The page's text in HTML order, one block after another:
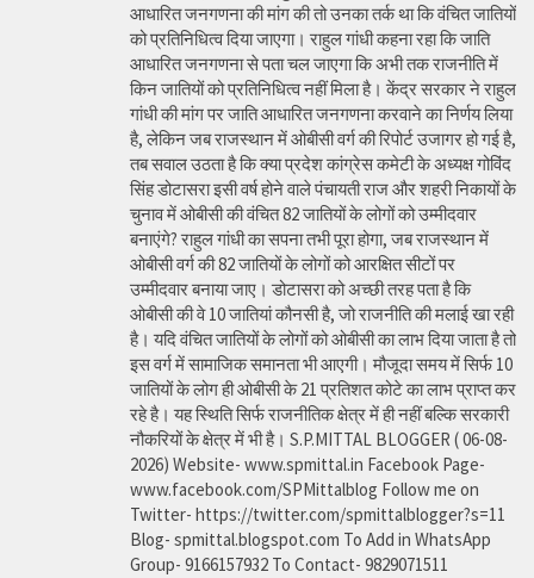
आधारित जनगणना की मांग की तो उनका तर्क था कि वंचित जातियों
को प्रतिनिधित्व दिया जाएगा। राहुल गांधी कहना रहा कि जाति
आधारित जनगणना से पता चल जाएगा कि अभी तक राजनीति में
किन जातियों को प्रतिनिधित्व नहीं मिला है। केंद्र सरकार ने राहुल
गांधी की मांग पर जाति आधारित जनगणना करवाने का निर्णय लिया
है, लेकिन जब राजस्थान में ओबीसी वर्ग की रिपोर्ट उजागर हो गई है,
तब सवाल उठता है कि क्या प्रदेश कांग्रेस कमेटी के अध्यक्ष गोविंद
सिंह डोटासरा इसी वर्ष होने वाले पंचायती राज और शहरी निकायों के
चुनाव में ओबीसी की वंचित 82 जातियों के लोगों को उम्मीदवार
बनाएंगे? राहुल गांधी का सपना तभी पूरा होगा, जब राजस्थान में
ओबीसी वर्ग की 82 जातियों के लोगों को आरक्षित सीटों पर
उम्मीदवार बनाया जाए। डोटासरा को अच्छी तरह पता है कि
ओबीसी की वे 10 जातियां कौनसी है, जो राजनीति की मलाई खा रही
है। यदि वंचित जातियों के लोगों को ओबीसी का लाभ दिया जाता है तो
इस वर्ग में सामाजिक समानता भी आएगी। मौजूदा समय में सिर्फ 10
जातियों के लोग ही ओबीसी के 21 प्रतिशत कोटे का लाभ प्राप्त कर
रहे है। यह स्थिति सिर्फ राजनीतिक क्षेत्र में ही नहीं बल्कि सरकारी
नौकरियों के क्षेत्र में भी है। S.P.MITTAL BLOGGER ( 06-08-
2026) Website- www.spmittal.in Facebook Page-
www.facebook.com/SPMittalblog Follow me on
Twitter- https://twitter.com/spmittalblogger?s=11
Blog- spmittal.blogspot.com To Add in WhatsApp
Group- 9166157932 To Contact- 9829071511